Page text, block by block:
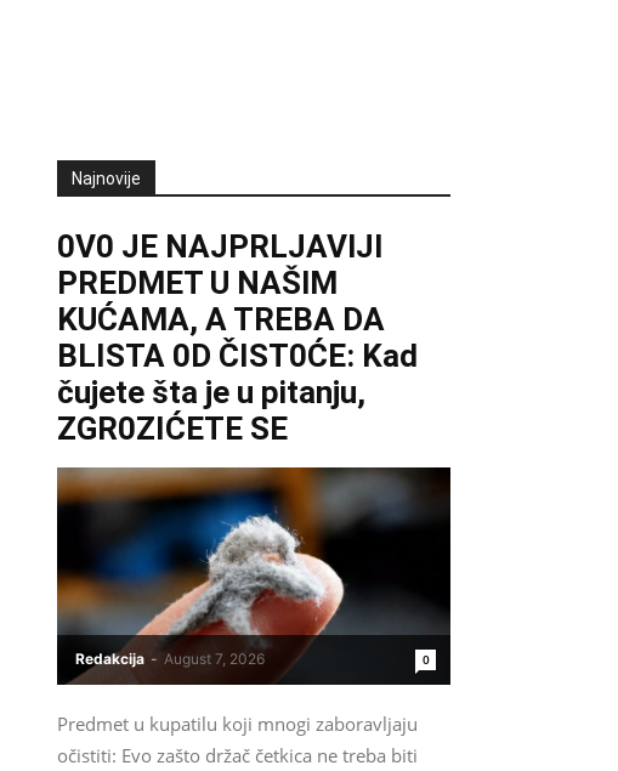
Najnovije
0V0 JE NAJPRLJAVlJl
PREDMET U NAŠlM
KUĆAMA, A TREBA DA
BLISTA 0D ČIST0ĆE: Kad
čujete šta je u pitanju,
ZGR0ZIĆETE SE
Redakcija - August 7, 2026 0
Predmet u kupatilu koji mnogi zaboravljaju
očistiti: Evo zašto držač četkica ne treba biti